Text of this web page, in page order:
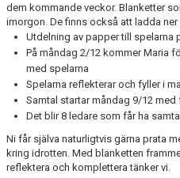
KALENDER
MATCHER
TRUPPEN
BILDGALLERI
DOKUMENT
dem kommande veckor. Blanketter
imorgon. De finns också att ladda ner
Utdelning av papper till spelarna
På måndag 2/12 kommer Maria
med spelarna
Spelarna reflekterar och fyller i
Samtal startar måndag 9/12
Det blir 8 ledare som får ha
Ni får själva naturligtvis gärna prata
kring idrotten. Med blanketten
reflektera och komplettera tänker vi.